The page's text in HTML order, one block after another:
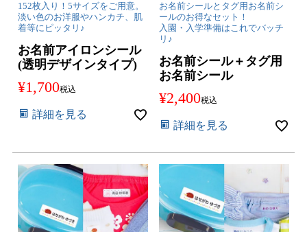
152枚入り！5サイズをご用意。
淡い色のお洋服やハンカチ、肌
着等にピッタリ♪
お名前アイロンシール
(透明デザインタイプ)
¥1,700税込
詳細を見る
お名前シールとタグ用お名前シ
ールのお得なセット！
入園・入学準備はこれでバッチ
リ♪
お名前シール＋タグ用
お名前シール
¥2,400税込
詳細を見る